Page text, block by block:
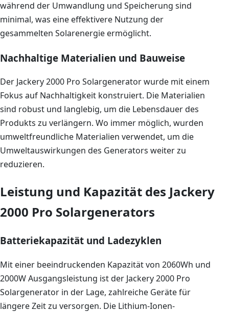
während der Umwandlung und Speicherung sind
minimal, was eine effektivere Nutzung der
gesammelten Solarenergie ermöglicht.
Nachhaltige Materialien und Bauweise
Der Jackery 2000 Pro Solargenerator wurde mit einem
Fokus auf Nachhaltigkeit konstruiert. Die Materialien
sind robust und langlebig, um die Lebensdauer des
Produkts zu verlängern. Wo immer möglich, wurden
umweltfreundliche Materialien verwendet, um die
Umweltauswirkungen des Generators weiter zu
reduzieren.
Leistung und Kapazität des Jackery
2000 Pro Solargenerators
Batteriekapazität und Ladezyklen
Mit einer beeindruckenden Kapazität von 2060Wh und
2000W Ausgangsleistung ist der Jackery 2000 Pro
Solargenerator in der Lage, zahlreiche Geräte für
längere Zeit zu versorgen. Die Lithium-Ionen-